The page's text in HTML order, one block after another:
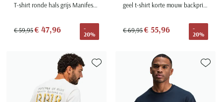
T-shirt ronde hals grijs Manifest Oversized
€ 59,95€ 47,96
-
20%
geel t-shirt korte mouw backprint
€ 69,95€ 55,96
-
20%
Toevoegen aan favorieten